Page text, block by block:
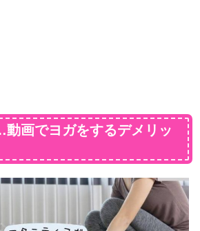
画でヨガをするデメリッ